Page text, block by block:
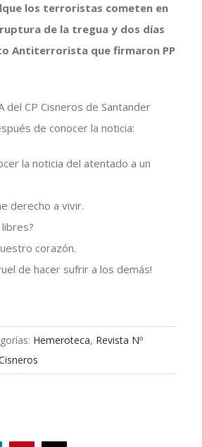
los terroristas cometen en
de la tregua y dos días
Antiterrorista que firmaron PP
del CP Cisneros de Santander
de conocer la noticia:
la noticia del atentado a un
derecho a vivir.
corazón.
de hacer sufrir a los demás!
Hemeroteca, Revista Nº